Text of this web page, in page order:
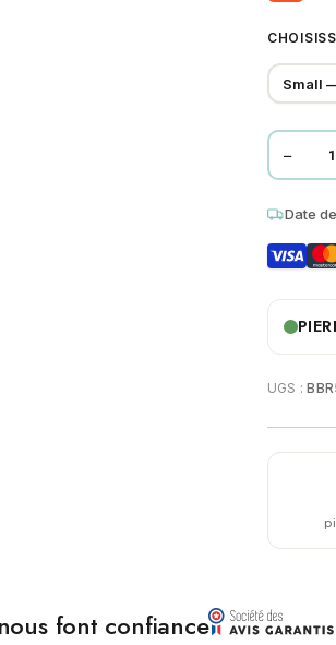
Small
quantité
Bracelet
6mm
perles
heishi
turquoise
africaine
−
Date
UGS :
font confiance